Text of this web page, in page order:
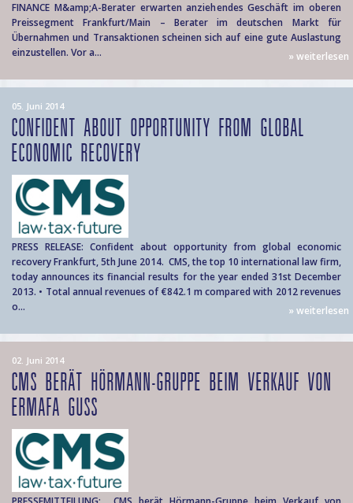
FINANCE M&amp;A-Berater erwarten anziehendes Geschäft im oberen
Preissegment Frankfurt/Main – Berater im deutschen Markt für
Übernahmen und Transaktionen scheinen sich auf eine gute Auslastung
einzustellen. Vor a...
» weiterlesen
05. Juni 2014
CONFIDENT ABOUT OPPORTUNITY FROM GLOBAL
ECONOMIC RECOVERY
PRESS RELEASE: Confident about opportunity from global economic
recovery Frankfurt, 5th June 2014. CMS, the top 10 international law firm,
today announces its financial results for the year ended 31st December
2013. • Total annual revenues of €842.1 m compared with 2012 revenues
o...
» weiterlesen
02. Juni 2014
CMS BERÄT HÖRMANN-GRUPPE BEIM VERKAUF VON
ERMAFA GUSS